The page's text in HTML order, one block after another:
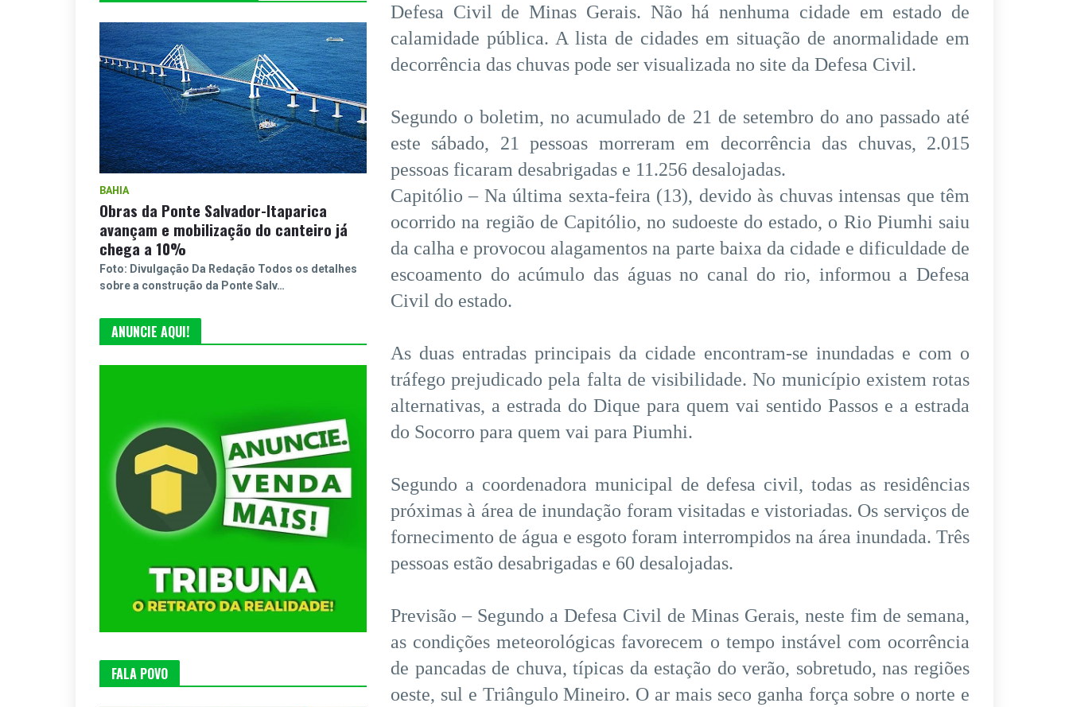
Defesa Civil de Minas Gerais. Não há nenhuma cidade em estado de
calamidade pública. A lista de cidades em situação de anormalidade em
decorrência das chuvas pode ser visualizada no site da Defesa Civil.
Segundo o boletim, no acumulado de 21 de setembro do ano passado até
este sábado, 21 pessoas morreram em decorrência das chuvas, 2.015
pessoas ficaram desabrigadas e 11.256 desalojadas.
Capitólio – Na última sexta-feira (13), devido às chuvas intensas que têm
ocorrido na região de Capitólio, no sudoeste do estado, o Rio Piumhi saiu
da calha e provocou alagamentos na parte baixa da cidade e dificuldade de
escoamento do acúmulo das águas no canal do rio, informou a Defesa
Civil do estado.
As duas entradas principais da cidade encontram-se inundadas e com o
tráfego prejudicado pela falta de visibilidade. No município existem rotas
alternativas, a estrada do Dique para quem vai sentido Passos e a estrada
do Socorro para quem vai para Piumhi.
Segundo a coordenadora municipal de defesa civil, todas as residências
próximas à área de inundação foram visitadas e vistoriadas. Os serviços de
fornecimento de água e esgoto foram interrompidos na área inundada. Três
pessoas estão desabrigadas e 60 desalojadas.
Previsão – Segundo a Defesa Civil de Minas Gerais, neste fim de semana,
as condições meteorológicas favorecem o tempo instável com ocorrência
de pancadas de chuva, típicas da estação do verão, sobretudo, nas regiões
oeste, sul e Triângulo Mineiro. O ar mais seco ganha força sobre o norte e
BAHIA
Obras da Ponte Salvador-Itaparica
avançam e mobilização do canteiro já
chega a 10%
Foto: Divulgação Da Redação Todos os detalhes
sobre a construção da Ponte Salv…
ANUNCIE AQUI!
FALA POVO